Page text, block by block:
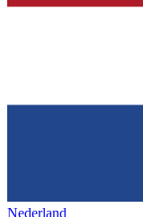
Nederland